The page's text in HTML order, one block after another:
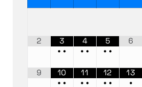
2
3
• •
4
• •
5
• •
6
9
10
• •
11
• •
12
• •
13
•